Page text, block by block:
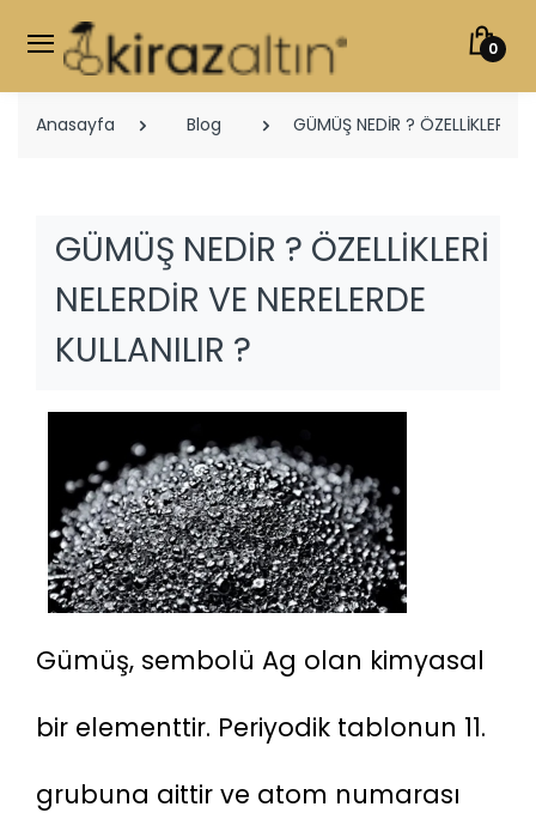
0
Anasayfa Blog GÜMÜŞ NEDİR ? ÖZELLİKLERİ
GÜMÜŞ NEDİR ? ÖZELLİKLERİ
NELERDİR VE NERELERDE
KULLANILIR ?
Gümüş, sembolü Ag olan kimyasal
bir elementtir. Periyodik tablonun 11.
grubuna aittir ve atom numarası